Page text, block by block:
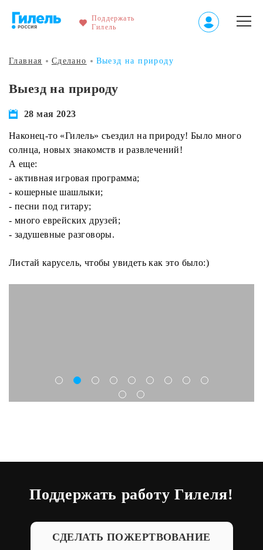
Поддержать
Гилель
Главная Сделано Выезд на природу
Выезд на природу
28 мая 2023
Наконец-то «Гилель» съездил на природу! Было много
солнца, новых знакомств и развлечений!
А еще:
- активная игровая программа;
- кошерные шашлыки;
- песни под гитару;
- много еврейских друзей;
- задушевные разговоры.
Листай карусель, чтобы увидеть как это было:)
Поддержать работу Гилеля!
СДЕЛАТЬ ПОЖЕРТВОВАНИЕ